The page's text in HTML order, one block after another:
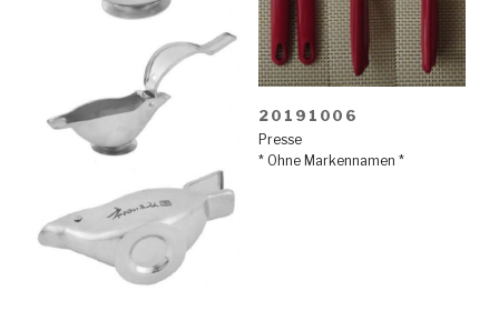
20191006
Presse
* Ohne Markennamen *